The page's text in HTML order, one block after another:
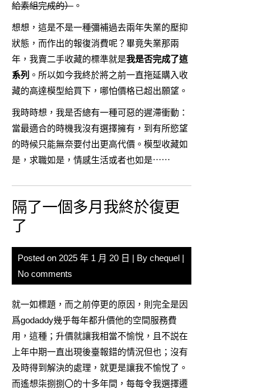
給素組完成的） 。
想想，這是不是一種彌補過去兩年失業的壓抑
狀態，而作出的報復消費呢？畢竟失業那兩
年，我賣二手收藏的標準就是我是否完成了這
系列 。所以如今我終於將之前一直拖延購入收
藏的高達模型給買下，哪怕價格已超出願望。
我時時想，我是否總有一種可惡的遲滯衝動：
當最適合的時機我沒有選擇擁有，到有所慾望
的時候只能無奈要付出更高代價。模型收藏如
是，求職如是，情感生活或者也如是⋯⋯
隔了一個多月我終於復更
了
Posted on 2025 年 1 月 20 日 | By chequel |
No comments
就一如標題，而之前停更的原因，則完全是因
爲godaddy幾乎每年都升價他的空間服務費
用，這種；升價就讓我相當不愉悅，且不説在
上年中期一直出現後臺報錯的情況但也；沒有
及時得到解決的處理，就更是讓我不愉悅了。
而遙想柒捌捌〇的十多年間，每每令我選擇遷